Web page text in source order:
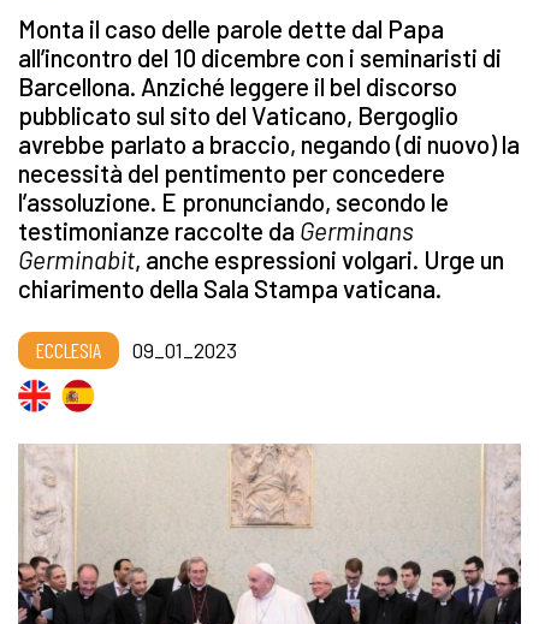
Monta il caso delle parole dette dal Papa
all’incontro del 10 dicembre con i seminaristi di
Barcellona. Anziché leggere il bel discorso
pubblicato sul sito del Vaticano, Bergoglio
avrebbe parlato a braccio, negando (di nuovo) la
necessità del pentimento per concedere
l’assoluzione. E pronunciando, secondo le
testimonianze raccolte da Germinans
Germinabit, anche espressioni volgari. Urge un
chiarimento della Sala Stampa vaticana.
ECCLESIA 09_01_2023